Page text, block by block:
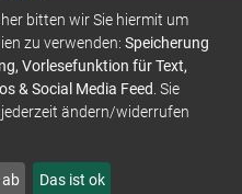
bitten wir Sie hiermit um
zu verwenden: Speicherung
Vorlesefunktion für Text,
& Social Media Feed. Sie
ändern/widerrufen
ab Das ist ok